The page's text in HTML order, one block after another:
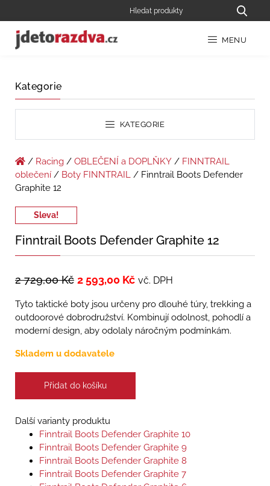
MENU
Kategorie
KATEGORIE
/ Racing / OBLEČENÍ a DOPLŇKY / FINNTRAIL
oblečení / Boty FINNTRAIL / Finntrail Boots Defender
Graphite 12
Sleva!
Finntrail Boots Defender Graphite 12
2 729,00Kč 2 593,00 Kč vč. DPH
Tyto taktické boty jsou určeny pro dlouhé túry, trekking a
outdoorové dobrodružství. Kombinují odolnost, pohodlí a
moderní design, aby odolaly náročným podmínkám.
Skladem u dodavatele
Přidat do košíku
Další varianty produktu
Finntrail Boots Defender Graphite 10
Finntrail Boots Defender Graphite 9
Finntrail Boots Defender Graphite 8
Finntrail Boots Defender Graphite 7